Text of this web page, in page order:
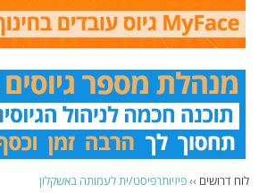
לוח דרושים ››פיזיותרפיסט/ית לעמותה באשקלון